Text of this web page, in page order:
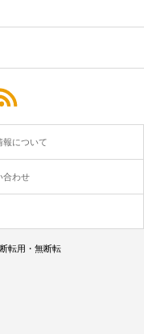
報について
合わせ
転用・無断転